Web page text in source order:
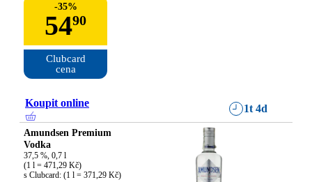
-35%
5490
Clubcard
cena
Koupit online 1t 4d
Amundsen Premium
Vodka
37,5 %, 0,7 l
(1 l = 471,29 Kč)
s Clubcard: (1 l = 371,29 Kč)